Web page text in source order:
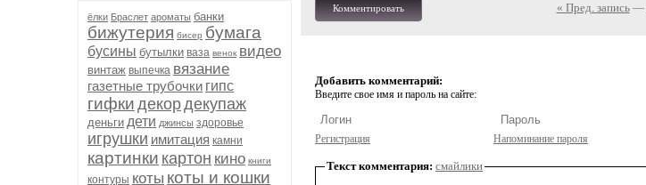
ёлки Браслет ароматы банки
бижутерия бисер бумага
бусины бутылки ваза венок видео
винтаж выпечка вязание
газетные трубочки гипс
гифки декордекупаж
деньги дети джинсы здоровье
игрушки имитация камни
картинки картон кино книги
контуры коты коты и кошки
Комментировать « Пред. запись—
Добавить комментарий:
Введите свое имя и пароль на сайте:
Регистрация Напоминание пароля
Текст комментария: смайлики